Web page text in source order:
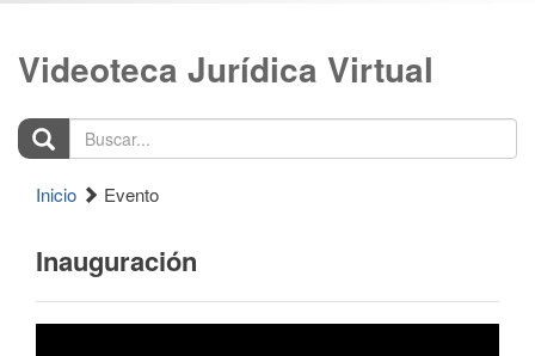
Videoteca Jurídica Virtual
Buscar...
Inicio Evento
Inauguración